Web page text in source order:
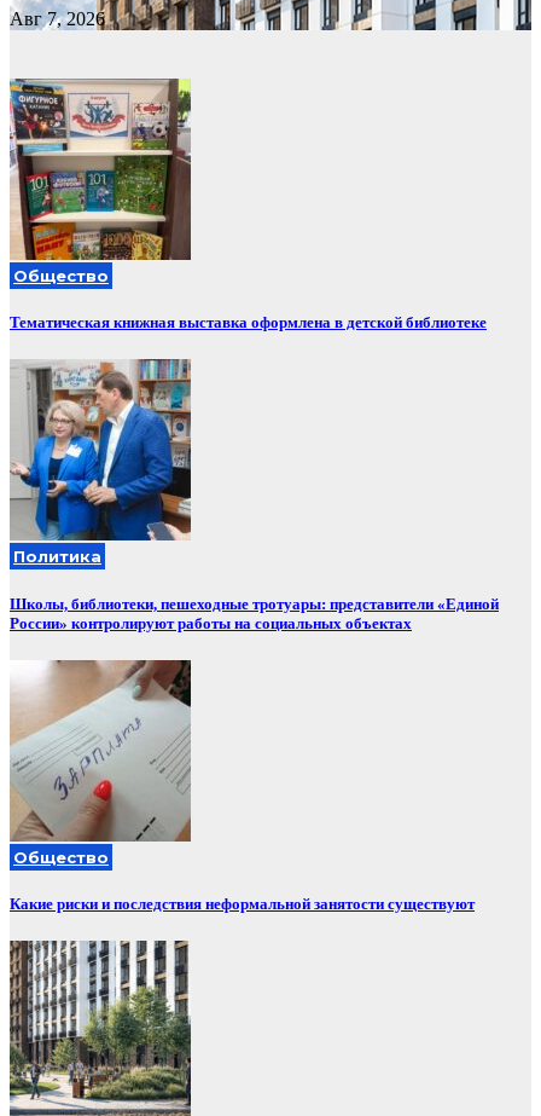
Авг 7, 2026
Общество
Тематическая книжная выставка оформлена в детской библиотеке
Политика
Школы, библиотеки, пешеходные тротуары: представители «Единой
России» контролируют работы на социальных объектах
Общество
Какие риски и последствия неформальной занятости существуют